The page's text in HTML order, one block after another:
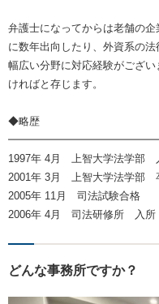
弁護士になってからは老舗の
に数年出向したり、外資系の法
幅広い分野に対応経験がござ
ければと存じます。
◆略歴
1997年 4月 上智大学法学部
2001年 3月 上智大学法学部
2005年 11月 司法試験合格
2006年 4月 司法研修所 入所
どんな事務所ですか？